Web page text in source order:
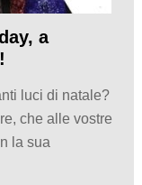
a
luci di natale?
che alle vostre
la sua